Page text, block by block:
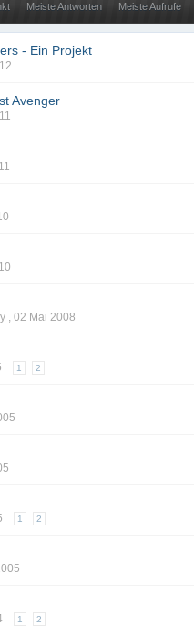
Meiste Antworten Meiste Aufrufe
- Ein Projekt
Avenger
, 02 Mai 2008
1 2
1 2
1 2